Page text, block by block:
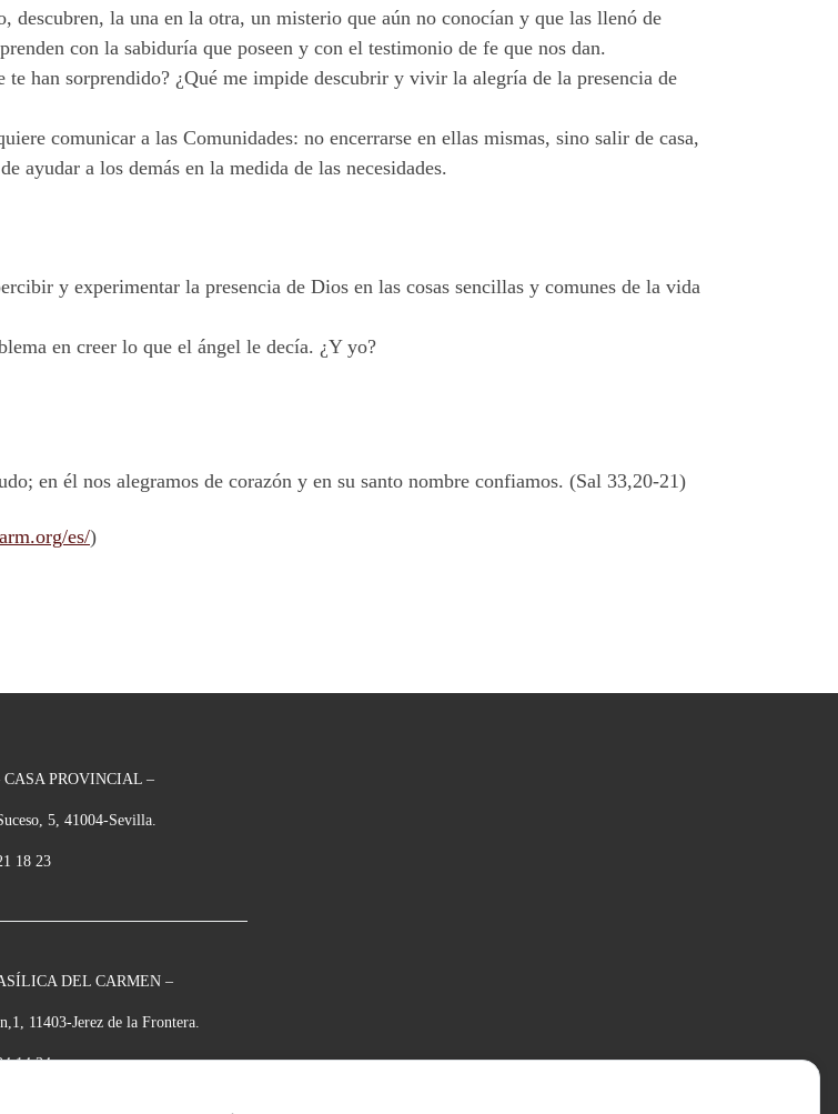
descubren, la una en la otra, un misterio que aún no conocían y que las llenó de
con la sabiduría que poseen y con el testimonio de fe que nos dan.
te han sorprendido? ¿Qué me impide descubrir y vivir la alegría de la presencia de
comunicar a las Comunidades: no encerrarse en ellas mismas, sino salir de casa,
ayudar a los demás en la medida de las necesidades.
y experimentar la presencia de Dios en las cosas sencillas y comunes de la vida
en creer lo que el ángel le decía. ¿Y yo?
en él nos alegramos de corazón y en su santo nombre confiamos. (Sal 33,20-21)
es/)
CASA PROVINCIAL –
5, 41004-Sevilla.
18 23
DEL CARMEN –
11403-Jerez de la Frontera.
14 34